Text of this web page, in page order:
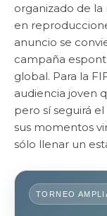
organizado de la
en
anuncio se
campaña
global. Para la
audiencia joven
pero sí seguirá
sus momentos
sólo llenar un
TORNEO